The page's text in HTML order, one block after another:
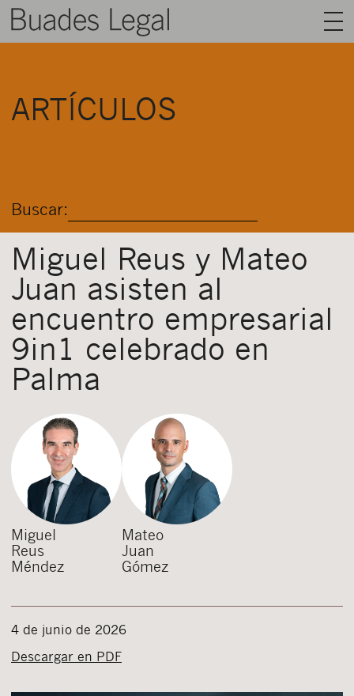
CONTACTO
ARTÍCULOS
Buscar:
Miguel Reus y Mateo
Juan asisten al
encuentro empresarial
9in1 celebrado en
Palma
Miguel
Reus
Méndez
Mateo
Juan
Gómez
4 de junio de 2026
Descargar en PDF